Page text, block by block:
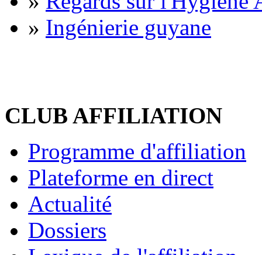
» Ingénierie guyane
CLUB AFFILIATION
Programme d'affiliation
Plateforme en direct
Actualité
Dossiers